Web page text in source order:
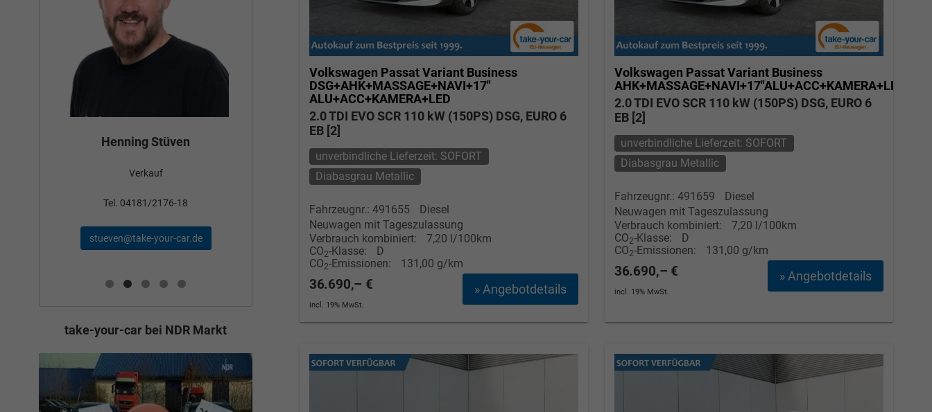
Volkswagen Passat Variant Business
DSG+AHK+MASSAGE+NAVI+17"
ALU+ACC+KAMERA+LED
2.0 TDI EVO SCR 110 kW (150PS) DSG, EURO 6
EB [2]
unverbindliche Lieferzeit: SOFORT
Diabasgrau Metallic
Fahrzeugnr.: 491655
Diesel
Neuwagen mit Tageszulassung
Verbrauch kombiniert:
7,20 l/100km
CO2-Klasse:
D
CO2-Emissionen: 131,00 g/km
» Angebotdetails
36.690,– €
incl. 19% MwSt.
Volkswagen Passat Variant Business
AHK+MASSAGE+NAVI+17"ALU+ACC+KAMERA+LED
2.0 TDI EVO SCR 110 kW (150PS) DSG, EURO 6
EB [2]
unverbindliche Lieferzeit: SOFORT
Diabasgrau Metallic
Fahrzeugnr.: 491659
Diesel
Neuwagen mit Tageszulassung
Verbrauch kombiniert:
7,20 l/100km
CO2-Klasse:
D
CO2-Emissionen: 131,00 g/km
» Angebotdetails
36.690,– €
incl. 19% MwSt.
Henning Stüven
Verkauf
Tel. 04181/2176-18
stueven@take-your-car.de
Bünyamin Schael
Verkauf
schael@take-your-car.de wollschlaeger@take-your-car.de
Verkauf
calakovic@take-your-car.de
take-your-car bei NDR Markt